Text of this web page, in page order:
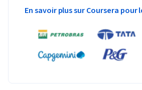
En savoir plus sur Coursera pour